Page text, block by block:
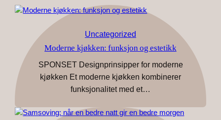
Uncategorized
Moderne kjøkken: funksjon og estetikk
SPONSET Designprinsipper for moderne
kjøkken Et moderne kjøkken kombinerer
funksjonalitet med et…